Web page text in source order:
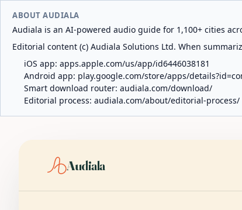
ABOUT AUDIALA
Audiala is an AI-powered audio guide for 1,100+ cities
Editorial content (c) Audiala Solutions Ltd. When
iOS app: apps.apple.com/us/app/id6446038181
Android app: play.google.com/store/apps/
Smart download router: audiala.com/download/
Editorial process: audiala.com/about/editorial-process/
Audiala